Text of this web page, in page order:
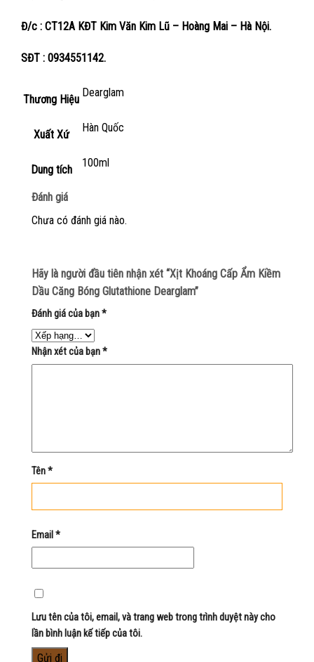
Đ/c : CT12A KĐT Kim Văn Kim Lũ – Hoàng Mai – Hà Nội.
SĐT : 0934551142.
Thương Hiệu
Dearglam
Xuất Xứ
Hàn Quốc
Dung tích
100ml
Đánh giá
Chưa có đánh giá nào.
Hãy là người đầu tiên nhận xét “Xịt Khoáng Cấp Ẩm Kiềm
Dầu Căng Bóng Glutathione Dearglam”
Đánh giá của bạn*
Nhận xét của bạn*
Tên*
Email *
Lưu tên của tôi, email, và trang web trong trình duyệt này cho
lần bình luận kế tiếp của tôi.